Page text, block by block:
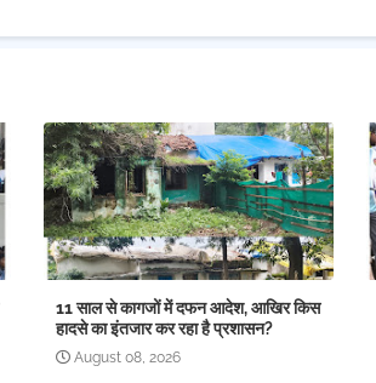
11 साल से कागजों में दफन आदेश, आखिर किस
हादसे का इंतजार कर रहा है प्रशासन?
August 08, 2026